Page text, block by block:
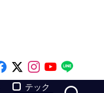
Like on Facebook
Follow on x
Follow on
Follow
テック